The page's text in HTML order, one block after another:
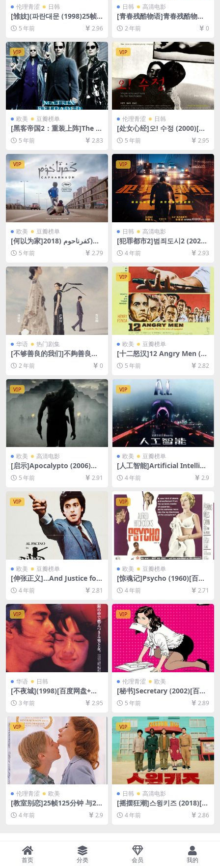
伦理青涩 日韩
[雏妓](파란대문 (1998)25帧1
01分钟，与105分钟版本内容
一致[百度网盘+迅雷云盘资源
6GB][韩语中字]【视频文件
+防和谐压缩包（含解压密
码）】
5 年前 2.96
日韩 高清电影
[青春残酷物语]青春残酷物語
(1960)[百度网盘+夸克网盘10
80P超清未删减资源][网盘在
文字幕]
2 年前 0
VIP
欧美 豆瓣榜单
[黑客帝国2：重装上阵]The M
atrix Reloaded (2003)[百度
网盘+迅雷云盘资源1080P超
清未删减][MP4/9.0GB][中英
字幕]
5 年前 2.83
VIP
伦理青涩 日韩
[处女心经]오! 수정 (2000)[百
度网盘+迅雷云盘资源1080P
超清][MP4/7.5GB][韩语中字]
【视频文件+防和谐压缩包
（含解压密码）】
5 年前 2.95
VIP
欧美 豆瓣榜单
[何以为家]كفرناحوم (2018)
[百度网盘+迅雷云盘资源1080
P超清][MP4/8.1GB][中文字
幕]
5 年前 2.79
VIP
日韩 高清电影
[犯罪都市2]범죄도시2 (2022)
[百度网盘+迅雷云盘资源1080
P超清未删减][MP4/6GB][韩
语中字]
4 年前 2.93
华语 热门剧集
[不够善良的我们]不夠善良的
我們 (2024)[百度网盘+夸克网
盘1080P超清未删减资源][网
B][中文字幕]
2 年前 0
VIP
欧美 豆瓣榜单
[十二怒汉]12 Angry Men (19
57)[百度网盘+迅雷云盘资源1
080P超清][MP4/6.1GB][中英
5 年前 2.82
VIP
欧美 高清电影
[启示]Apocalypto (2006)完
整版[百度网盘+夸克网盘+迅
雷云盘资源1080P超清未删减]
[MP4/8.5GB][中文字幕]
5 年前 2.91
VIP
欧美 豆瓣榜单
[人工智能]Artificial Intellige
nce: AI (2001)[百度网盘+迅
雷云盘资源1080P超清未删减]
[MP4/9.4GB][中英字幕]
4 年前 2.9
VIP
欧美 豆瓣榜单
[伸张正义]…And Justice for
All (1979)[百度网盘+迅雷云
盘资源1080P超清未删减][MP
4/7.7GB][中文字幕]
4 年前 2.81
VIP
欧美 豆瓣榜单
[惊魂记]Psycho (1960)[百度
网盘+迅雷云盘资源1080P超
清未删减][MP4/7GB][中英字
幕]
4 年前 2.71
VIP
华语 日韩
[不夜城](1998)[百度网盘+夸
克网盘1080P超清未删减资源]
[网盘在线播放/下载][MP4/7.
3 年前 2.95
VIP
伦理青涩 欧美
[秘书]Secretary (2002)[百度
网盘+迅雷云盘资源1080P超
清未删减][MP4/6.6GB][中英
5 年前 2.89
VIP
伦理青涩 欧美
[教室别恋]25帧125分钟 与24
帧130 分钟版本一致 Lust oc
h fägring stor (1995)[百度网
4 年前 2.9
VIP
日韩 高清电影
[摇摆狂潮]스윙키즈 (2018)[百
度网盘+迅雷云盘资源1080P
超清未删减][MP4/8GB][韩语
4 年前 2.86
首页 分类 会员 我的